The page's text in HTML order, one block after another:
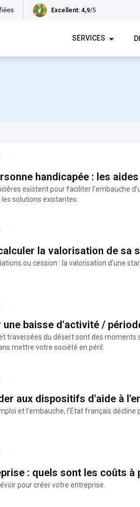
Excellent: 4,9/5
SERVICES
handicapée : les
existent pour faciliter l’embauche
solutions existantes.
la valorisation de sa
ou cession : la valorisation d’une
une baisse d'activité /
et traversées du désert sont des
mettre votre société en péril.
aux dispositifs d'aide à
et l’embauche, l’État français
: quels sont les coûts à
pour créer votre entreprise.